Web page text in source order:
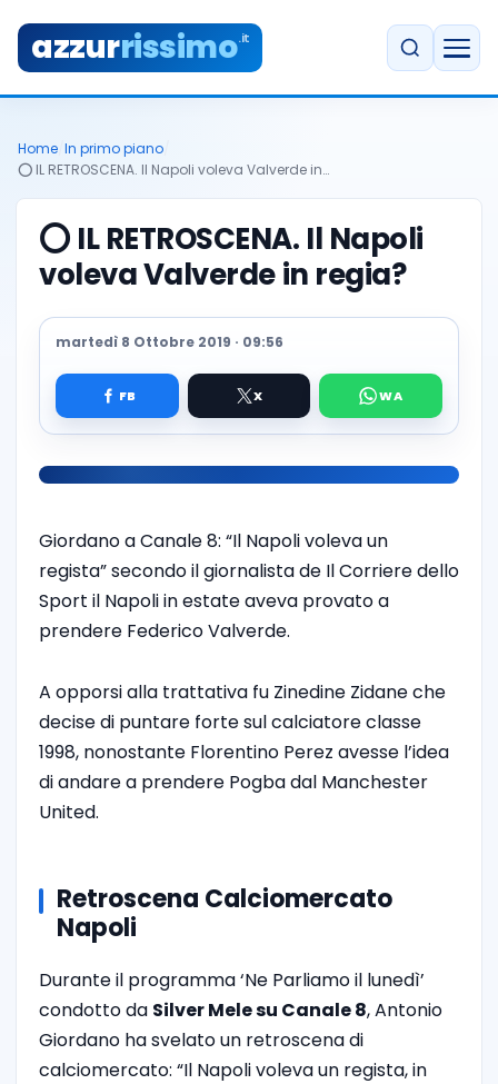
azzurrissimo.it
Home In primo piano
⭕️ IL RETROSCENA. Il Napoli voleva Valverde in…
⭕️ IL RETROSCENA. Il Napoli
voleva Valverde in regia?
martedì 8 Ottobre 2019 · 09:56
Giordano a Canale 8: “Il Napoli voleva un
regista” secondo il giornalista de Il Corriere dello
Sport il Napoli in estate aveva provato a
prendere Federico Valverde.
A opporsi alla trattativa fu Zinedine Zidane che
decise di puntare forte sul calciatore classe
1998, nonostante Florentino Perez avesse l’idea
di andare a prendere Pogba dal Manchester
United.
Retroscena Calciomercato
Napoli
Durante il programma ‘Ne Parliamo il lunedì’
condotto da Silver Mele su Canale 8, Antonio
Giordano ha svelato un retroscena di
calciomercato: “Il Napoli voleva un regista, in